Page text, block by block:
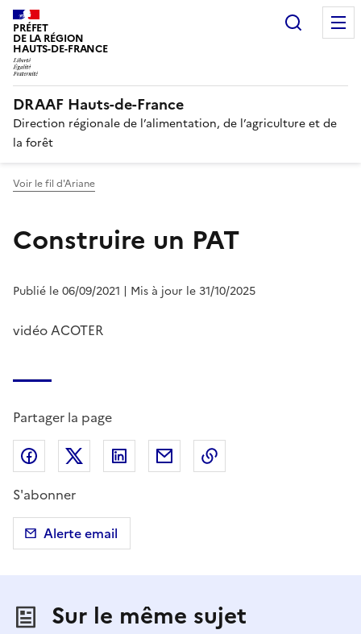
PRÉFET
DE LA RÉGION
HAUTS-DE-FRANCE
DRAAF Hauts-de-France
Direction régionale de l’alimentation, de l’agriculture et de
la forêt
Voir le fil d'Ariane
Construire un PAT
Publié le 06/09/2021 | Mis à jour le 31/10/2025
vidéo ACOTER
Partager la page
Partager sur Facebook
Partager sur X (anciennement Twitter)
Partager sur LinkedIn
Partager par email
S'abonner
Alerte email
Sur le même sujet